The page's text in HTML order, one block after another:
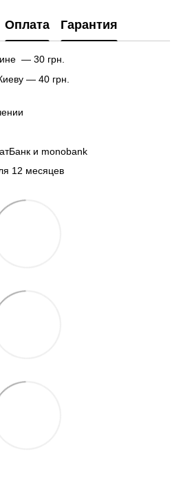
Оплата Гарантия
— 30 грн.
— 40 грн.
и monobank
12 месяцев